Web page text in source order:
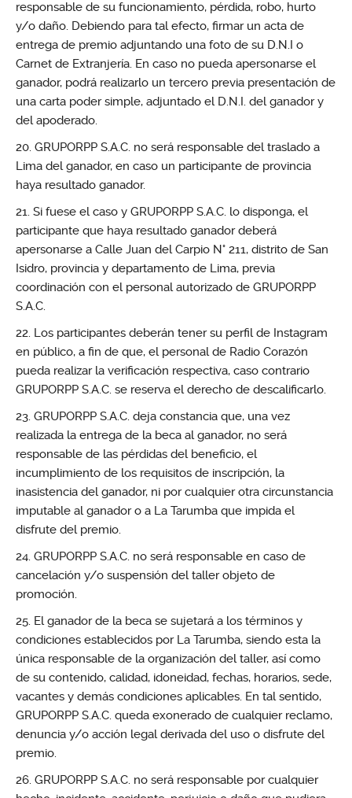
responsable de su funcionamiento, pérdida, robo, hurto
y/o daño. Debiendo para tal efecto, firmar un acta de
entrega de premio adjuntando una foto de su D.N.I o
Carnet de Extranjería. En caso no pueda apersonarse el
ganador, podrá realizarlo un tercero previa presentación de
una carta poder simple, adjuntado el D.N.I. del ganador y
del apoderado.
GRUPORPP S.A.C. no será responsable del traslado a
Lima del ganador, en caso un participante de provincia
haya resultado ganador.
Si fuese el caso y GRUPORPP S.A.C. lo disponga, el
participante que haya resultado ganador deberá
apersonarse a Calle Juan del Carpio N° 211, distrito de San
Isidro, provincia y departamento de Lima, previa
coordinación con el personal autorizado de GRUPORPP
S.A.C.
Los participantes deberán tener su perfil de Instagram
en público, a fin de que, el personal de Radio Corazón
pueda realizar la verificación respectiva, caso contrario
GRUPORPP S.A.C. se reserva el derecho de descalificarlo.
GRUPORPP S.A.C. deja constancia que, una vez
realizada la entrega de la beca al ganador, no será
responsable de las pérdidas del beneficio, el
incumplimiento de los requisitos de inscripción, la
inasistencia del ganador, ni por cualquier otra circunstancia
imputable al ganador o a La Tarumba que impida el
disfrute del premio.
GRUPORPP S.A.C. no será responsable en caso de
cancelación y/o suspensión del taller objeto de
promoción.
El ganador de la beca se sujetará a los términos y
condiciones establecidos por La Tarumba, siendo esta la
única responsable de la organización del taller, así como
de su contenido, calidad, idoneidad, fechas, horarios, sede,
vacantes y demás condiciones aplicables. En tal sentido,
GRUPORPP S.A.C. queda exonerado de cualquier reclamo,
denuncia y/o acción legal derivada del uso o disfrute del
premio.
GRUPORPP S.A.C. no será responsable por cualquier